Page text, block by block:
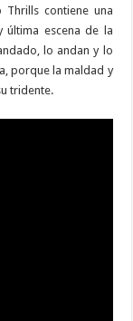
Thrills contiene una
última escena de la
lo andan y lo
porque la maldad y
tridente.